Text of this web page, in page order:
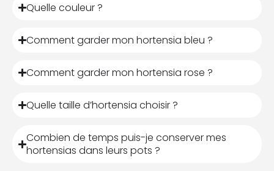
Quelle couleur ?
Comment garder mon hortensia bleu ?
Comment garder mon hortensia rose ?
Quelle taille d’hortensia choisir ?
Combien de temps puis-je conserver mes
hortensias dans leurs pots ?